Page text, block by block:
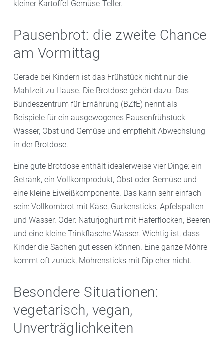
kleiner Kartoffel-Gemüse-Teller.
Pausenbrot: die zweite Chance
am Vormittag
Gerade bei Kindern ist das Frühstück nicht nur die
Mahlzeit zu Hause. Die Brotdose gehört dazu. Das
Bundeszentrum für Ernährung (BZfE) nennt als
Beispiele für ein ausgewogenes Pausenfrühstück
Wasser, Obst und Gemüse und empfiehlt Abwechslung
in der Brotdose.
Eine gute Brotdose enthält idealerweise vier Dinge: ein
Getränk, ein Vollkornprodukt, Obst oder Gemüse und
eine kleine Eiweißkomponente. Das kann sehr einfach
sein: Vollkornbrot mit Käse, Gurkensticks, Apfelspalten
und Wasser. Oder: Naturjoghurt mit Haferflocken, Beeren
und eine kleine Trinkflasche Wasser. Wichtig ist, dass
Kinder die Sachen gut essen können. Eine ganze Möhre
kommt oft zurück, Möhrensticks mit Dip eher nicht.
Besondere Situationen:
vegetarisch, vegan,
Unverträglichkeiten